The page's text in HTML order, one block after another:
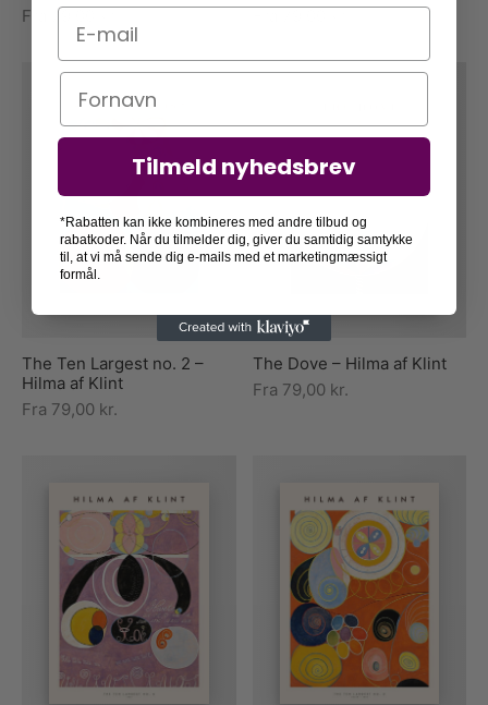
Fra
79,00
The Ten Largest no. 2 –
Hilma af Klint
Fra 79,00 kr.
The Dove – Hilma af Klint
Fra 79,00 kr.
E-mail
Navn
Tilmeld nyhedsbrev
*Rabatten kan ikke kombineres med andre tilbud og
rabatkoder. Når du tilmelder dig, giver du samtidig samtykke
til, at vi må sende dig e-mails med et marketingmæssigt
formål.